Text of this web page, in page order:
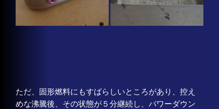
ただ、固形燃料にもすばらしいところがあり、控え
めな沸騰後、その状態が ５分継続し、パワーダウン